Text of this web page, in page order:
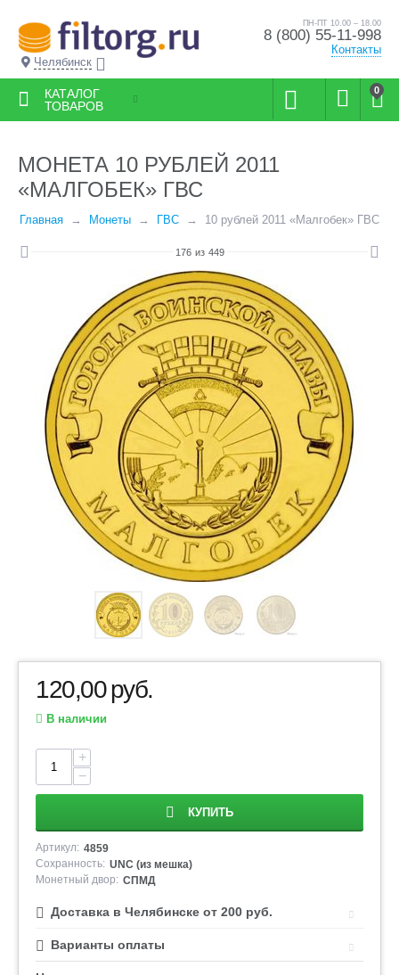
Челябинск
ПН-ПТ 10.00 – 18.00
8 (800) 55-11-998
Контакты
0
КАТАЛОГ
ТОВАРОВ
МОНЕТА 10 РУБЛЕЙ 2011
«МАЛГОБЕК» ГВС
Главная Монеты ГВС 10 рублей 2011 «Малгобек» ГВС
176 из 449
120,00руб.
В наличии
+
−
КУПИТЬ
Артикул: 4859
Сохранность: UNC (из мешка)
Монетный двор: СПМД
Доставка в Челябинске от 200 руб.
Варианты оплаты